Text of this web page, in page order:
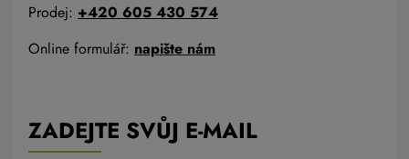
Prodej: +420 605 430 574
Online formulář: napište nám
ZADEJTE SVŮJ E-MAIL